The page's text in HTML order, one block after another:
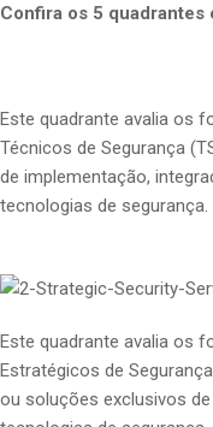
Confira os 5 quadrantes
Este quadrante avalia os
Técnicos de Segurança
de implementação,
tecnologias de segurança.
Este quadrante avalia os
Estratégicos de
ou soluções exclusivos